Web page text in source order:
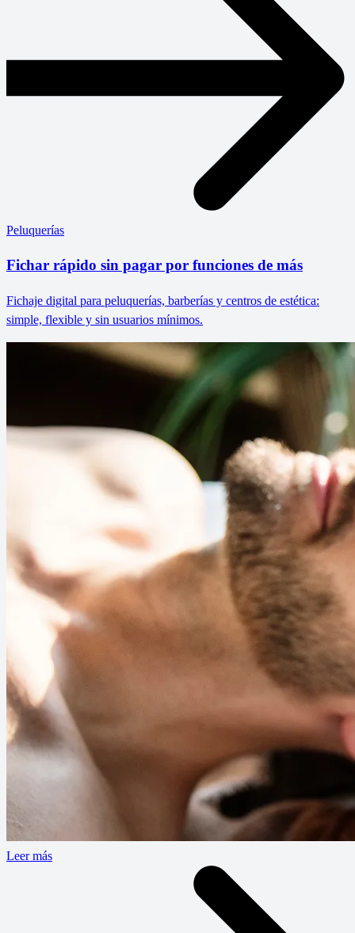
Peluquerías
Fichar rápido sin pagar por funciones de más
Fichaje digital para peluquerías, barberías y centros de estética:
simple, flexible y sin usuarios mínimos.
Leer más